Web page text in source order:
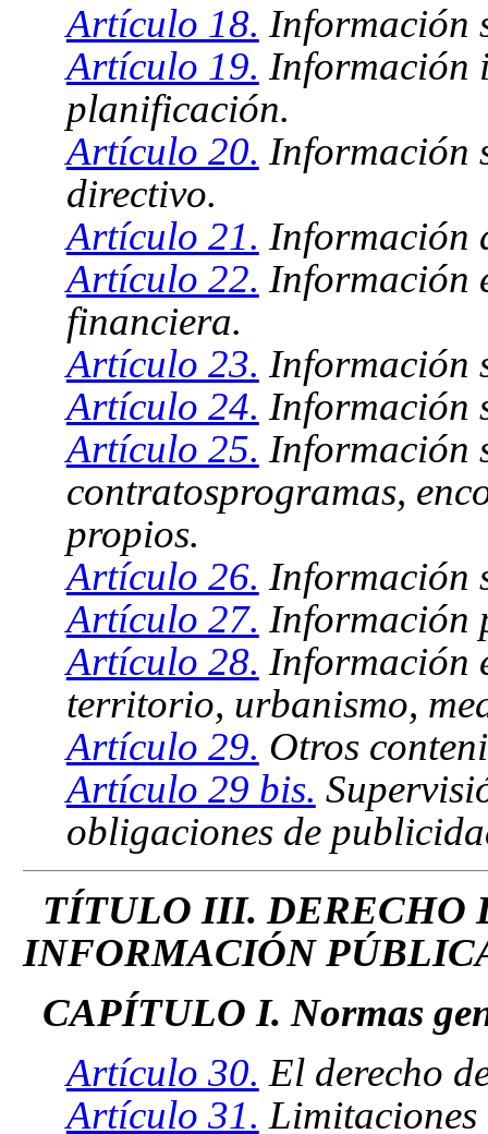
Artículo 18. Información
Artículo 19. Información
planificación.
Artículo 20. Información
directivo.
Artículo 21. Información
Artículo 22. Información
financiera.
Artículo 23. Información
Artículo 24. Información
Artículo 25. Información
contratosprogramas,
propios.
Artículo 26. Información
Artículo 27. Información
Artículo 28. Información
territorio, urbanismo,
Artículo 29. Otros
Artículo 29 bis.
obligaciones de
TÍTULO III. DERECHO
INFORMACIÓN
CAPÍTULO I. Normas
Artículo 30. El derecho
Artículo 31. Limitaciones